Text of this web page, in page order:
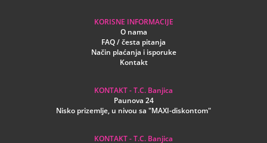
KORISNE INFORMACIJE
O nama
FAQ / česta pitanja
Način plaćanja i isporuke
Kontakt
KONTAKT - T.C. Banjica
Paunova 24
Nisko prizemlje, u nivou sa "MAXI-diskontom"
KONTAKT - T.C. Banjica